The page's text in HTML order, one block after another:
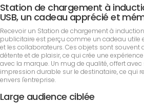
Station de chargement à
USB, un cadeau apprécié et
Recevoir un Station de chargement à
publicitaire est perçu comme un cadeau utile
et les collaborateurs. Ces objets sont souvent
détente et de plaisir, ce qui crée une
avec la marque. Un mug de qualité, offert
impression durable sur le destinataire, ce qui
envers l'entreprise.
Large audience ciblée